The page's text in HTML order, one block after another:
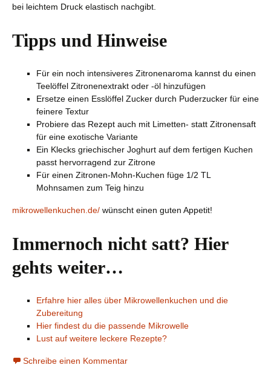
bei leichtem Druck elastisch nachgibt.
Tipps und Hinweise
Für ein noch intensiveres Zitronenaroma kannst du einen
Teelöffel Zitronenextrakt oder -öl hinzufügen
Ersetze einen Esslöffel Zucker durch Puderzucker für eine
feinere Textur
Probiere das Rezept auch mit Limetten- statt Zitronensaft
für eine exotische Variante
Ein Klecks griechischer Joghurt auf dem fertigen Kuchen
passt hervorragend zur Zitrone
Für einen Zitronen-Mohn-Kuchen füge 1/2 TL
Mohnsamen zum Teig hinzu
mikrowellenkuchen.de/ wünscht einen guten Appetit!
Immernoch nicht satt? Hier
gehts weiter…
Erfahre hier alles über Mikrowellenkuchen und die
Zubereitung
Hier findest du die passende Mikrowelle
Lust auf weitere leckere Rezepte?
Schreibe einen Kommentar